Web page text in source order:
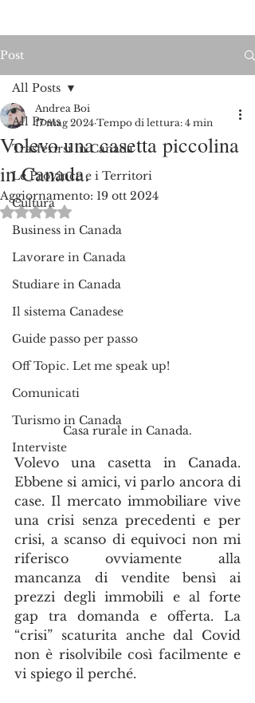
Post
All Posts
Trasferirsi in Canada
Le Province e i Territori
Cultura
Business in Canada
Lavorare in Canada
Studiare in Canada
Il sistema Canadese
Guide passo per passo
Off Topic. Let me speak up!
Comunicati
Turismo in Canada
Interviste
All Posts
Volevo una casetta piccolina
in Canada.
Andrea Boi
17 mag 2024 Tempo di lettura: 4 min
Aggiornamento: 19 ott 2024
Valutazione NaN stelle su 5.
Casa rurale in Canada.
Volevo una casetta in Canada.
Ebbene si amici, vi parlo ancora di
case. Il mercato immobiliare vive
una crisi senza precedenti e per
crisi, a scanso di equivoci non mi
riferisco ovviamente alla
mancanza di vendite bensì ai
prezzi degli immobili e al forte
gap tra domanda e offerta. La
“crisi” scaturita anche dal Covid
non è risolvibile così facilmente e
vi spiego il perché.